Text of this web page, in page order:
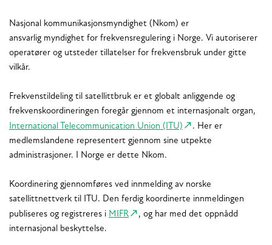
Nasjonal kommunikasjonsmyndighet (Nkom) er
ansvarlig myndighet for frekvensregulering i Norge. Vi autoriserer
operatører og utsteder tillatelser for frekvensbruk under gitte
vilkår.
Frekvenstildeling til satellittbruk er et globalt anliggende og
frekvenskoordineringen foregår gjennom et internasjonalt organ,
International Telecommunication Union (ITU)
. Her er
medlemslandene representert gjennom sine utpekte
administrasjoner. I Norge er dette Nkom.
Koordinering gjennomføres ved innmelding av norske
satellittnettverk til ITU. Den ferdig koordinerte innmeldingen
publiseres og registreres i MIFR
, og har med det oppnådd
internasjonal beskyttelse.